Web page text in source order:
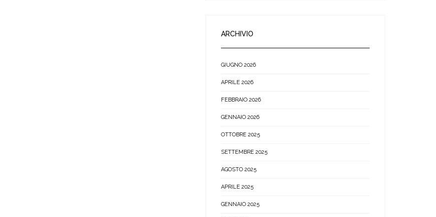
ARCHIVIO
GIUGNO 2026
APRILE 2026
FEBBRAIO 2026
GENNAIO 2026
OTTOBRE 2025
SETTEMBRE 2025
AGOSTO 2025
APRILE 2025
GENNAIO 2025